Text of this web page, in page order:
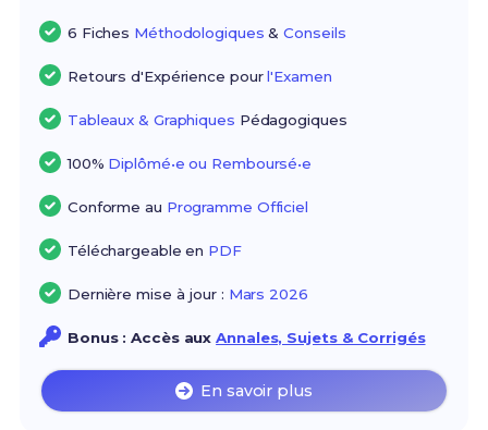
6 Fiches Méthodologiques &Conseils
Retours d'Expérience pourl'Examen
Tableaux & Graphiques Pédagogiques
100% Diplômé•e ou Remboursé•e
Conforme au Programme Officiel
Téléchargeable en PDF
Dernière mise à jour : Mars 2026
Bonus : Accès auxAnnales, Sujets & Corrigés
En savoir plus